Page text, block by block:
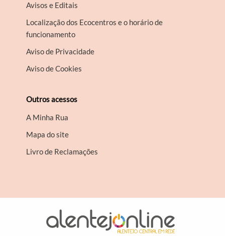
Avisos e Editais
Localização dos Ecocentros e o horário de
funcionamento
Aviso de Privacidade
Aviso de Cookies
Outros acessos
A Minha Rua
Mapa do site
Livro de Reclamações